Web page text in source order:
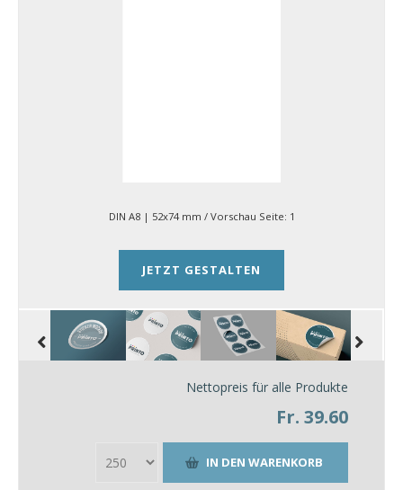
DIN A8 | 52x74 mm / Vorschau Seite: 1
JETZT GESTALTEN
Nettopreis für alle Produkte
Fr. 39.60